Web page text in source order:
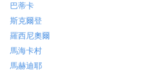
巴蒂卡
斯克爾登
羅西尼奧爾
馬海卡村
馬赫迪耶